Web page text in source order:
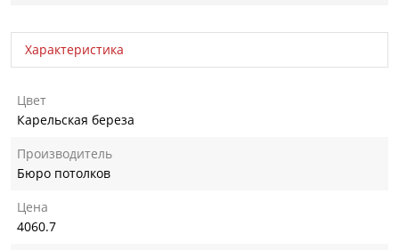
Характеристика
Цвет
Карельская береза
Производитель
Бюро потолков
Цена
4060.7